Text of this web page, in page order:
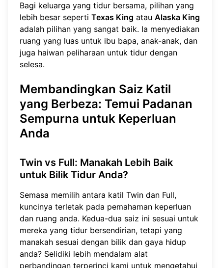
Bagi keluarga yang tidur bersama, pilihan yang
lebih besar seperti Texas King atau Alaska King
adalah pilihan yang sangat baik. Ia menyediakan
ruang yang luas untuk ibu bapa, anak-anak, dan
juga haiwan peliharaan untuk tidur dengan
selesa.
Membandingkan Saiz Katil
yang Berbeza: Temui Padanan
Sempurna untuk Keperluan
Anda
Twin vs Full: Manakah Lebih Baik
untuk Bilik Tidur Anda?
Semasa memilih antara katil Twin dan Full,
kuncinya terletak pada pemahaman keperluan
dan ruang anda. Kedua-dua saiz ini sesuai untuk
mereka yang tidur bersendirian, tetapi yang
manakah sesuai dengan bilik dan gaya hidup
anda? Selidiki lebih mendalam alat
perbandingan terperinci kami untuk mengetahui